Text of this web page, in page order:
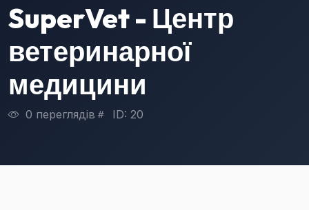
SuperVet - Центр
ветеринарної
медицини
0 переглядів ID: 20